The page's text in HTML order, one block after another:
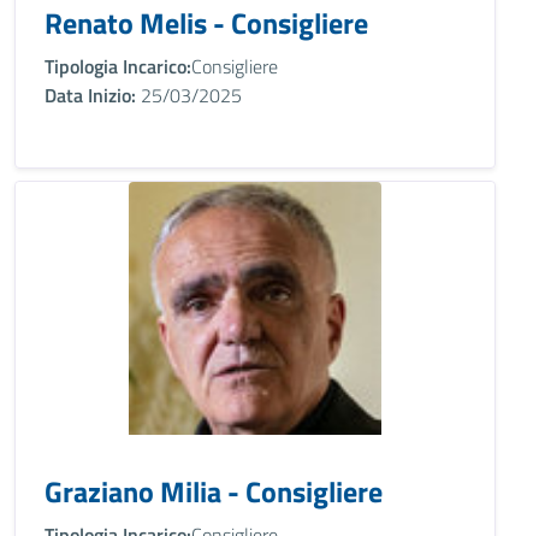
Renato Melis - Consigliere
Tipologia Incarico:Consigliere
Data Inizio: 25/03/2025
Graziano Milia - Consigliere